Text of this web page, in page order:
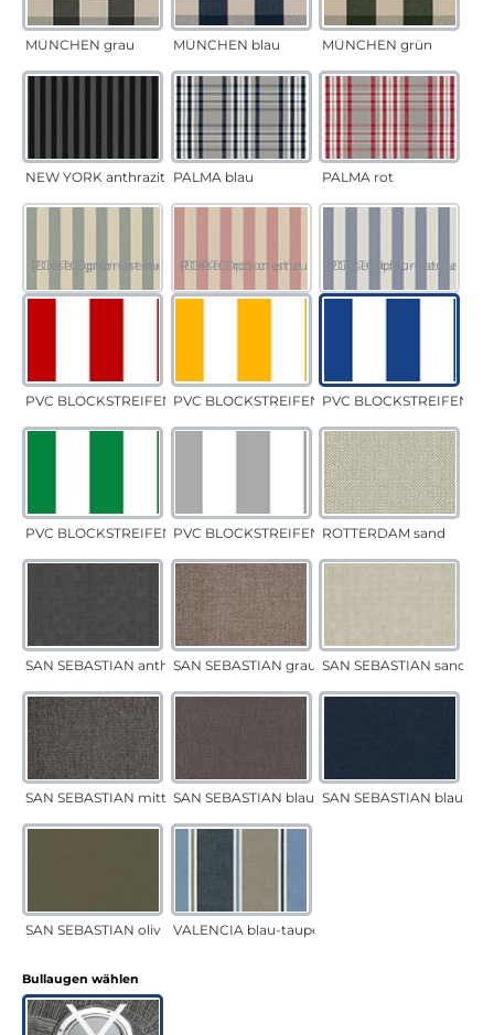
MÜNCHEN grau MÜNCHEN blau MÜNCHEN grün
NEW YORK anthrazit PALMA blau PALMA rot
PORTO grün-creme
(Diese Option ist zurzeit nicht verfügbar.)
PORTO rot-creme
(Diese Option ist zurzeit nicht verfügbar.)
PORTO blau-creme
(Diese Option ist zurzeit
PVC BLOCKSTREIFEN rotPVC BLOCKSTREIFEN gelbPVC BLOCKSTREIFEN
PVC BLOCKSTREIFEN grünPVC BLOCKSTREIFEN grauROTTERDAM sand
SAN SEBASTIAN anthrazitSAN SEBASTIAN grau-sandSAN SEBASTIAN sand
SAN SEBASTIAN mittelgrauSAN SEBASTIAN blau-sandSAN SEBASTIAN blau
SAN SEBASTIAN oliv VALENCIA blau-taupe
Bullaugen wählen